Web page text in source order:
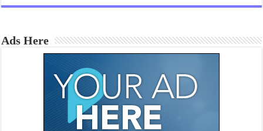
Ads Here